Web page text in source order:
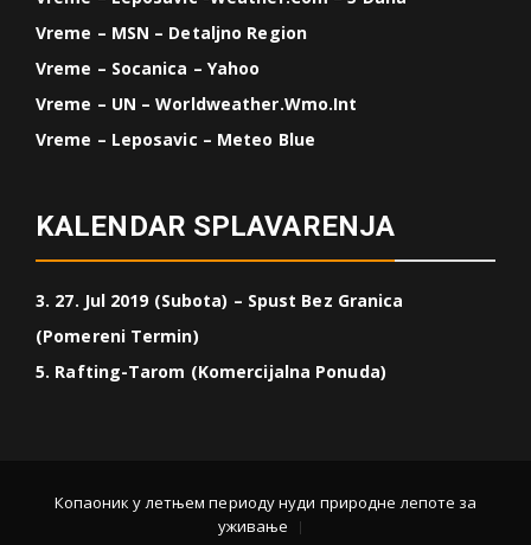
Vreme – MSN – Detaljno Region
Vreme – Socanica – Yahoo
Vreme – UN – Worldweather.wmo.int
Vreme – Leposavic – Meteo Blue
KALENDAR SPLAVARENJA
3. 27. Jul 2019 (Subota) – Spust Bez Granica
(Pomereni Termin)
5. Rafting-Tarom (Komercijalna Ponuda)
Копаоник у летњем периоду нуди природне лепоте за
уживање